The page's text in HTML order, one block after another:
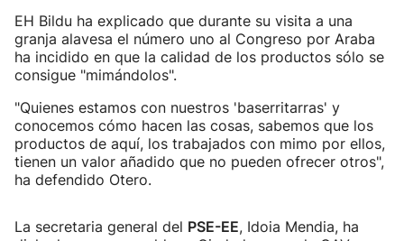
EH Bildu ha explicado que durante su visita a una
granja alavesa el número uno al Congreso por Araba
ha incidido en que la calidad de los productos sólo se
consigue "mimándolos".
"Quienes estamos con nuestros 'baserritarras' y
conocemos cómo hacen las cosas, sabemos que los
productos de aquí, los trabajados con mimo por ellos,
tienen un valor añadido que no pueden ofrecer otros",
ha defendido Otero.
La secretaria general del PSE-EE, Idoia Mendia, ha